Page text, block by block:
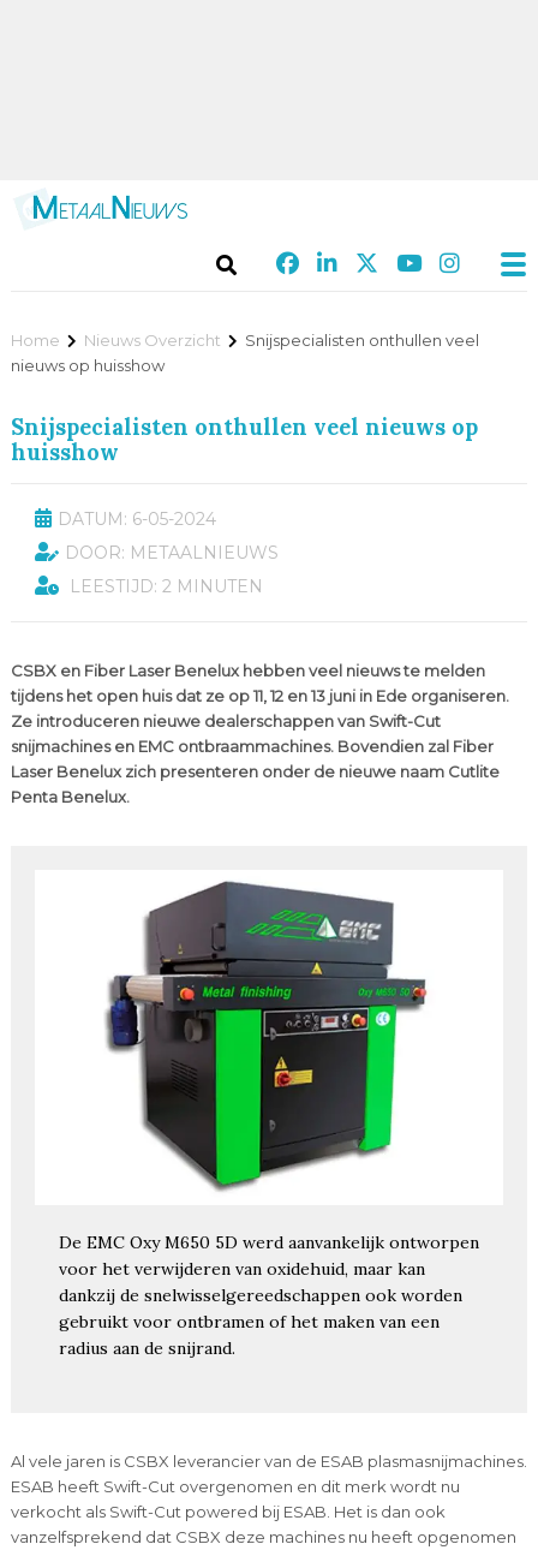
Home Nieuws Overzicht
Snijspecialisten onthullen veel
nieuws op huisshow
Snijspecialisten onthullen veel nieuws op
huisshow
DATUM: 6-05-2024
DOOR: METAALNIEUWS
LEESTIJD: 2 MINUTEN
CSBX en Fiber Laser Benelux hebben veel nieuws te melden
tijdens het open huis dat ze op 11, 12 en 13 juni in Ede organiseren.
Ze introduceren nieuwe dealerschappen van Swift-Cut
snijmachines en EMC ontbraammachines. Bovendien zal Fiber
Laser Benelux zich presenteren onder de nieuwe naam Cutlite
Penta Benelux.
De EMC Oxy M650 5D werd aanvankelijk ontworpen
voor het verwijderen van oxidehuid, maar kan
dankzij de snelwisselgereedschappen ook worden
gebruikt voor ontbramen of het maken van een
radius aan de snijrand.
Al vele jaren is CSBX leverancier van de ESAB plasmasnijmachines.
ESAB heeft Swift-Cut overgenomen en dit merk wordt nu
verkocht als Swift-Cut powered bij ESAB. Het is dan ook
vanzelfsprekend dat CSBX deze machines nu heeft opgenomen